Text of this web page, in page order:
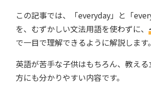
この記事では、「everyday」と「
を、むずかしい文法用語を使わずに、
で一目で理解できるように解説します。
英語が苦手な子供はもちろん、教え
方にも分かりやすい内容です。